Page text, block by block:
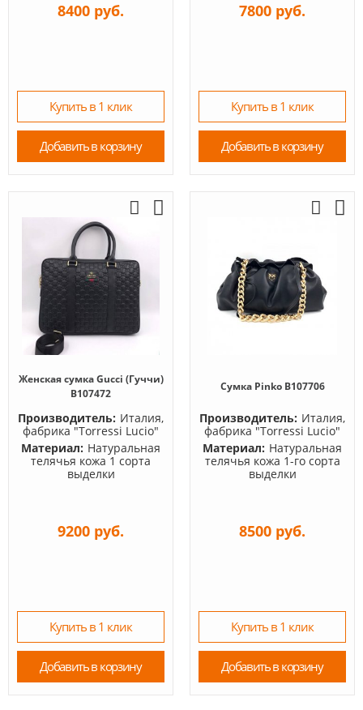
8400 руб.
Купить в 1 клик
Добавить в корзину
7800 руб.
Купить в 1 клик
Добавить в корзину
Женская сумка Gucci (Гуччи)
B107472
Производитель: Италия,
фабрика "Torressi Lucio"
Материал: Натуральная
телячья кожа 1 сорта
выделки
9200 руб.
Купить в 1 клик
Добавить в корзину
Сумка Pinko B107706
Производитель: Италия,
фабрика "Torressi Lucio"
Материал: Натуральная
телячья кожа 1-го сорта
выделки
8500 руб.
Купить в 1 клик
Добавить в корзину